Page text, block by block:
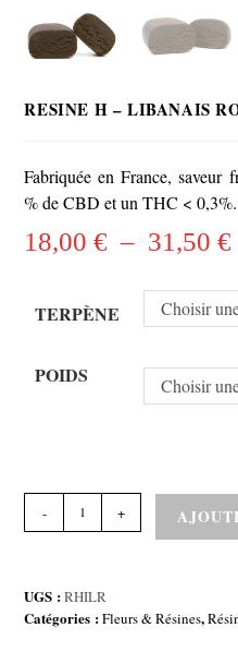
RESINE H – LIBANAIS
Fabriquée en France, saveur
% de CBD et un THC < 0,3%.
18,00€ – 31,50€de
TERPÈNE Choisir
POIDS Choisir
de
-
LIBANAIS
- +
UGS :RHILR
Catégories :Fleurs & Résines,